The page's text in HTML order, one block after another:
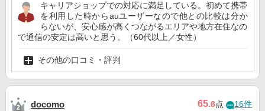
キャリアショップでの対応に満足している。初めて携帯
を利用した時からauユーザーなので他との比較は分か
らないが、安心感が高くつながるエリアや地方在住なの
で通信の安定は高いと思う。（60代以上／女性）
その他の口コミ・評判
docomo 65.6点 16件